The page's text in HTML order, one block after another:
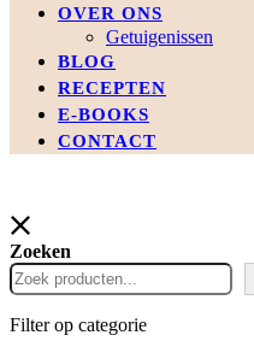
OVER ONS
Getuigenissen
BLOG
RECEPTEN
E-BOOKS
CONTACT
Zoeken
Filter op categorie